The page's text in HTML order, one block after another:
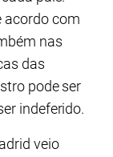
acordo com
nas
das
pode ser
indeferido.
veio